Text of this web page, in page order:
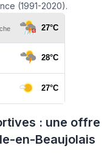
(1991-2020).
: une offre
en-Beaujolais